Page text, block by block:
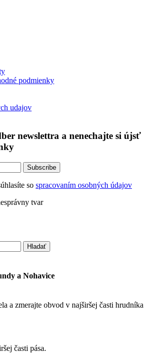
podmienky
udajov
newslettra a nenechajte si újsť
so spracovaním osobných údajov
tvar
a Nohavice
a zmerajte obvod v najširšej časti hrudníka
časti pása.